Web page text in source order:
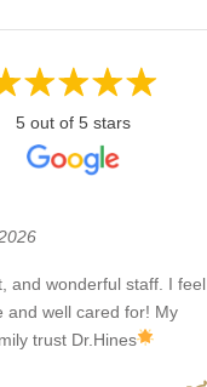
5 out of 5 stars
and wonderful staff. I feel
and well cared for! My
trust Dr.Hines